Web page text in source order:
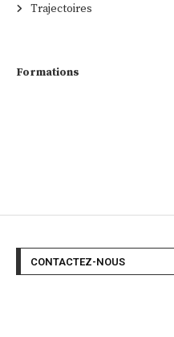
Trajectoires
Formations
CONTACTEZ-NOUS